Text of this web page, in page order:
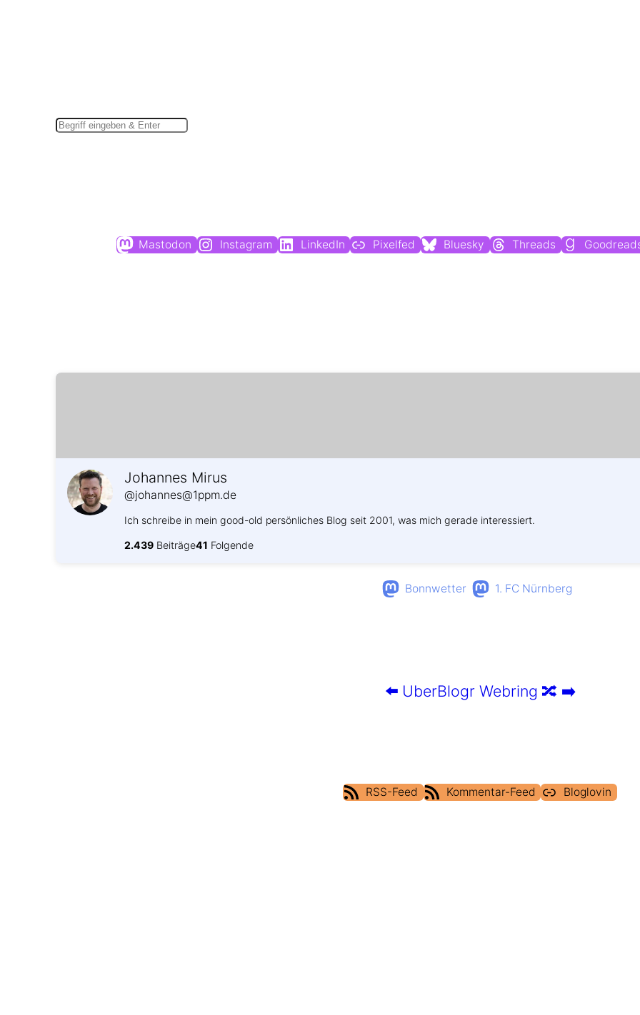
Mastodon Instagram LinkedIn Pixelfed Bluesky Threads
Johannes Mirus
@johannes@1ppm.de
Ich schreibe in mein good-old persönliches Blog seit 2001, was mich gerade interessiert.
2.439 Beiträge41 Folgende
Bonnwetter 1. FC Nürnberg
⬅️ UberBlogr Webring 🔀 ➡️
RSS-Feed Kommentar-Feed Bloglovin